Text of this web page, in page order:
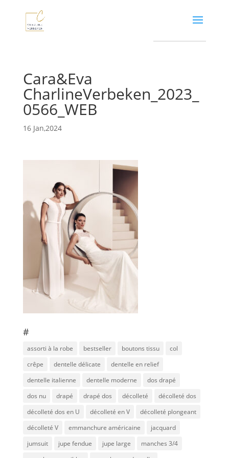
Cara&Eva
CharlineVerbeken_2023_
0566_WEB
16 Jan,2024
#
assorti à la robe bestseller boutons tissu
col
crêpe
dentelle délicate
dentelle en relief
dentelle italienne
dentelle moderne
dos drapé
dos nu
drapé drapé dos décolleté
décolleté dos
décolleté dos en U
décolleté en V
décolleté plongeant
décolleté V
emmanchure américaine
jacquard
jumsuit
jupe fendue jupe large
manches 3/4